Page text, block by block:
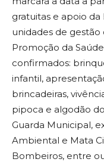
gratuitas e apoio da
unidades de gestão
Promoção da
confirmados:
infantil,
brincadeiras,
pipoca e algodão
Guarda Municipal,
Ambiental e Mata
Bombeiros, entre